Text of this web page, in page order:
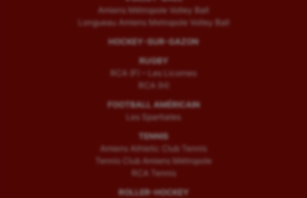
Amiens Métropole Volley Ball
Longueau Amiens Metropole Volley Ball
HOCKEY-SUR-GAZON
RUGBY
RCA (F) – Les Licornes
RCA (H)
FOOTBALL AMÉRICAIN
Les Spartiates
TENNIS
Amiens Athletic Club Tennis
Tennis Club Amiens Métropole
RCA Tennis
ROLLER-HOCKEY